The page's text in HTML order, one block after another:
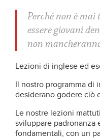
Perché non è
essere giovani
non
Lezioni di inglese ed
Il nostro programma di
desiderano godere ciò
Le nostre lezioni
sviluppare
fondamentali, con un